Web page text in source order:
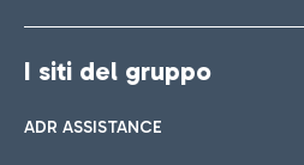
I siti del gruppo
ADR ASSISTANCE